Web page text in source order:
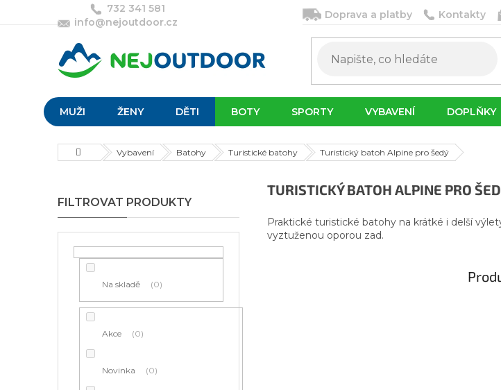
732 341 581
info@nejoutdoor.cz
Doprava a platby Kontakty
MUŽI ŽENY DĚTI BOTY SPORTY VYBAVENÍ DOPLŇKY
DomůVybavení Batohy Turistické batohy Turistický batoh Alpine pro šedý
o
s
t
Na skladě 0
Akce 0
Novinka 0
TURISTICKÝ BATOH ALPINE PRO
Praktické turistické batohy na krátké i delší
vyztuženou oporou zad.